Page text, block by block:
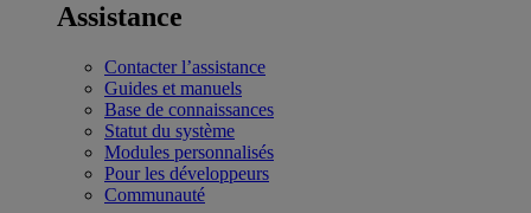
Assistance
Contacter l’assistance
Guides et manuels
Base de connaissances
Statut du système
Modules personnalisés
Pour les développeurs
Communauté